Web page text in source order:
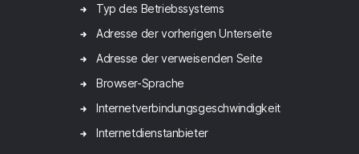
Typ des Betriebssystems
Adresse der vorherigen Unterseite
Adresse der verweisenden Seite
Browser-Sprache
Internetverbindungsgeschwindigkeit
Internetdienstanbieter